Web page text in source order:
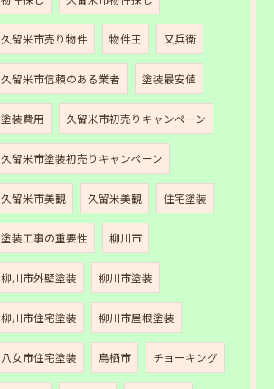
久留米市売り物件 物件王 又兵衛
久留米市信頼のある業者 塗装最安値
塗装費用 久留米市初売りキャンペーン
久留米市塗装初売りキャンペーン
久留米市美観 久留米美観 住宅塗装
塗装工事の重要性 柳川市
柳川市外壁塗装 柳川市塗装
柳川市住宅塗装 柳川市屋根塗装
八女市住宅塗装 鳥栖市 チョーキング